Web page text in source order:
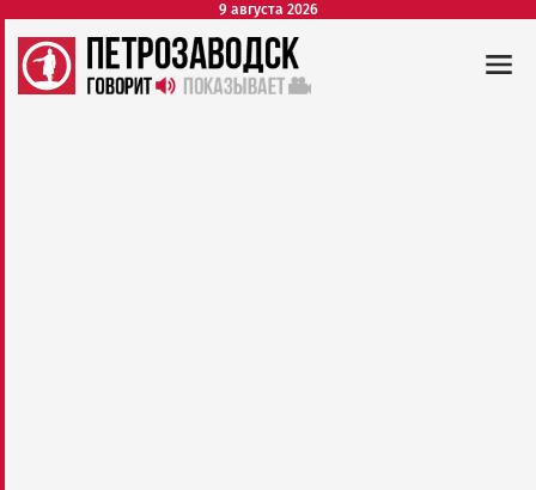
9 августа 2026